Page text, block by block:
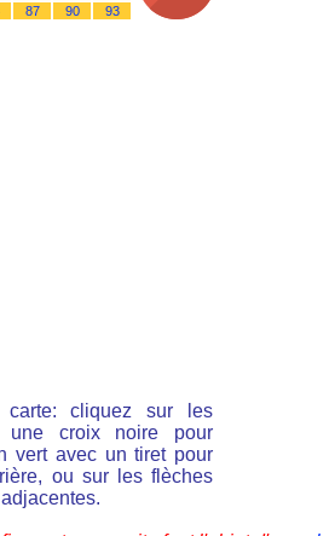
87 90 93
carte: cliquez sur les
une croix noire pour
vert avec un tiret pour
ou sur les flèches